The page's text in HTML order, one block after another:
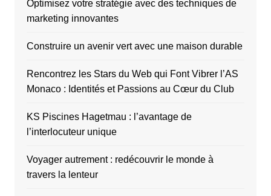
Optimisez votre stratégie avec des techniques de
marketing innovantes
Construire un avenir vert avec une maison durable
Rencontrez les Stars du Web qui Font Vibrer l’AS
Monaco : Identités et Passions au Cœur du Club
KS Piscines Hagetmau : l’avantage de
l’interlocuteur unique
Voyager autrement : redécouvrir le monde à
travers la lenteur